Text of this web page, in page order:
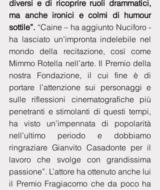
diversi e di ricoprire ruoli drammatici,
ma anche ironici e colmi di humour
sottile”. “Caine – ha aggiunto Nuciforo -
ha lasciato un’impronta indelebile nel
mondo della recitazione, così come
Mimmo Rotella nell’arte. Il Premio della
nostra Fondazione, il cui fine è di
portare l’attenzione sui personaggi e
sulle riflessioni cinematografiche più
penetranti e stimolanti di questi tempi,
ha visto un’impennata di popolarità
nell’ultimo periodo e dobbiamo
ringraziare Gianvito Casadonte per il
lavoro che svolge con grandissima
passione”. L’attore ha ottenuto anche lui
il Premio Fragiacomo che da poco ha